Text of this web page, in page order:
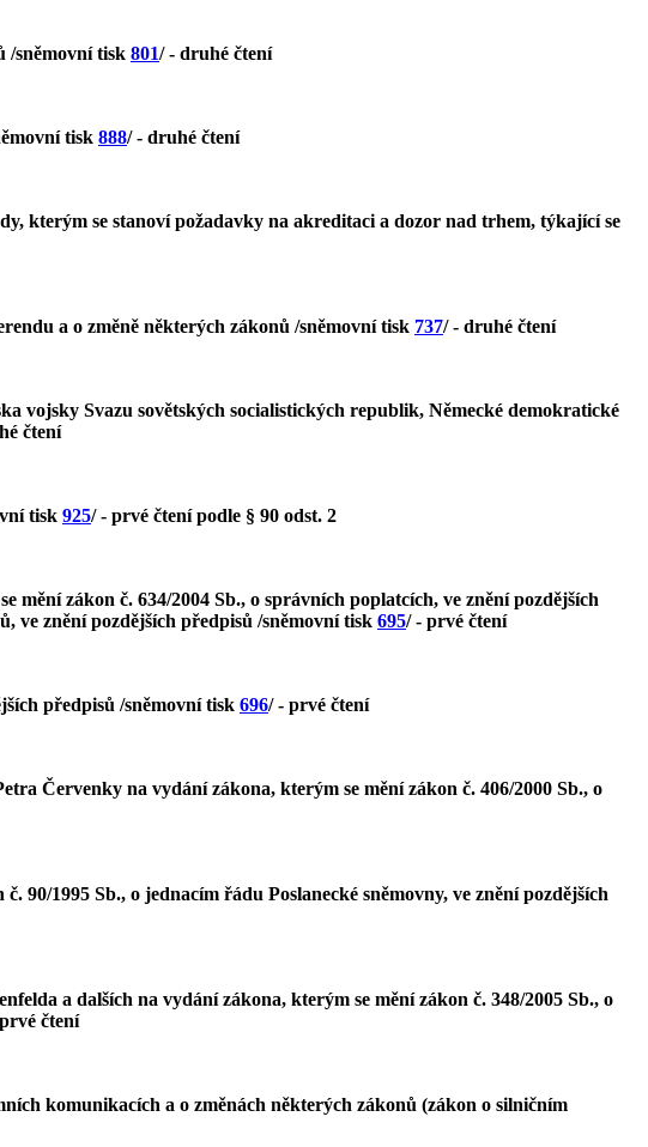
/sněmovní tisk 801/ - druhé čtení
tisk 888/ - druhé čtení
kterým se stanoví požadavky na akreditaci a dozor nad trhem, týkající se
a o změně některých zákonů /sněmovní tisk 737/ - druhé čtení
vojsky Svazu sovětských socialistických republik, Německé demokratické
čtení
tisk 925/ - prvé čtení podle § 90 odst. 2
zákon č. 634/2004 Sb., o správních poplatcích, ve znění pozdějších
ve znění pozdějších předpisů /sněmovní tisk 695/ - prvé čtení
předpisů /sněmovní tisk 696/ - prvé čtení
Červenky na vydání zákona, kterým se mění zákon č. 406/2000 Sb., o
1995 Sb., o jednacím řádu Poslanecké sněmovny, ve znění pozdějších
a dalších na vydání zákona, kterým se mění zákon č. 348/2005 Sb., o
čtení
komunikacích a o změnách některých zákonů (zákon o silničním